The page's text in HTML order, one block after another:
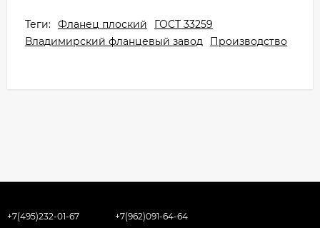
Теги: Фланец плоский
ГОСТ 33259
Владимирский фланцевый завод
Производство
+7(495)232-01-67 +7(962)091-64-64